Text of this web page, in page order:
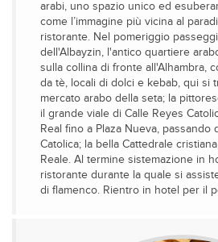
arabi, uno spazio unico ed
come l’immagine più vicina al
ristorante. Nel pomeriggio
dell'Albayzin, l'antico quartiere
sulla collina di fronte all'Alhambra,
da tè, locali di dolci e kebab, qui si
mercato arabo della seta; la
il grande viale di Calle Reyes
Real fino a Plaza Nueva, passando
Catolica; la bella Cattedrale
Reale. Al termine sistemazione in
ristorante durante la quale si
di flamenco. Rientro in hotel per il